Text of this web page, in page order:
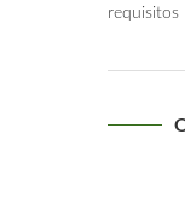
requisitos